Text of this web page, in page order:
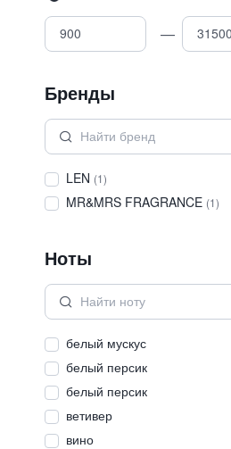
—
Бренды
LEN (1)
MR&MRS FRAGRANCE (1)
Ноты
белый мускус
белый персик
белый персик
ветивер
вино